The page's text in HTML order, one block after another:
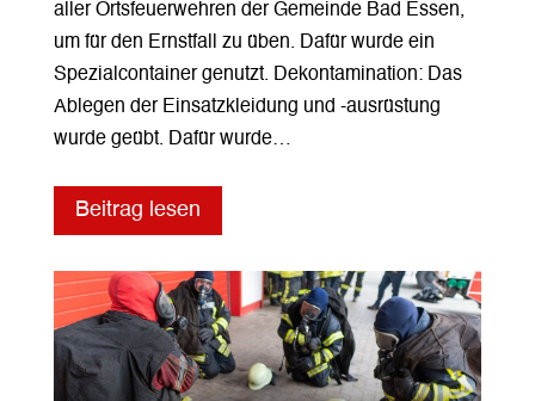
aller Ortsfeuerwehren der Gemeinde Bad Essen,
um für den Ernstfall zu üben. Dafür wurde ein
Spezialcontainer genutzt. Dekontamination: Das
Ablegen der Einsatzkleidung und -ausrüstung
wurde geübt. Dafür wurde…
Beitrag lesen